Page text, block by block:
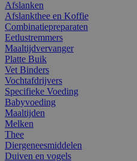
Afslanken
Afslankthee en Koffie
Combinatiepreparaten
Eetlustremmers
Maaltijdvervanger
Platte Buik
Vet Binders
Vochtafdrijvers
Specifieke Voeding
Babyvoeding
Maaltijden
Melken
Thee
Diergeneesmiddelen
Duiven en vogels